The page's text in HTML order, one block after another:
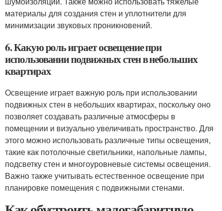
материалы для создания стен и уплотнители для
минимизации звуковых проникновений.
6. Какую роль играет освещение при
использовании подвижных стен в небольших
квартирах
Освещение играет важную роль при использовании
подвижных стен в небольших квартирах, поскольку оно
позволяет создавать различные атмосферы в
помещении и визуально увеличивать пространство. Для
этого можно использовать различные типы освещения,
такие как потолочные светильники, напольные лампы,
подсветку стен и многоуровневые системы освещения.
Важно также учитывать естественное освещение при
планировке помещения с подвижными стенами.